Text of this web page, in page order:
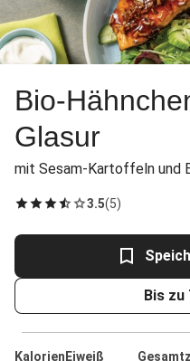
Bio-
Glasur
mit Sesam-Kartoffeln und
3.5(5)
Bis zu
Kalorien Eiweiß